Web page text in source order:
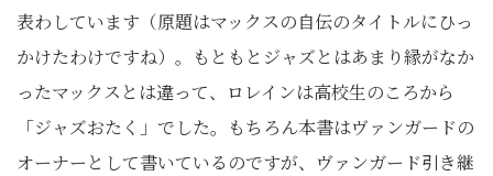
表わしています（原題はマックスの自伝のタイトルにひっ
かけたわけですね）。もともとジャズとはあまり縁がなか
ったマックスとは違って、ロレインは高校生のころから
「ジャズおたく」でした。もちろん本書はヴァンガードの
オーナーとして書いているのですが、ヴァンガード引き継